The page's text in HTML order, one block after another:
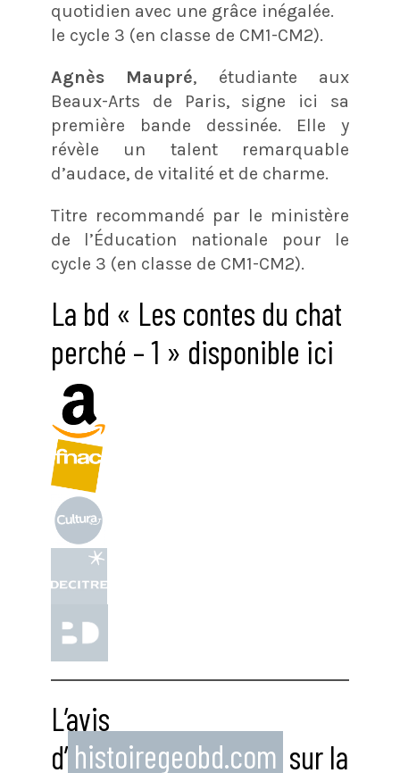
quotidien avec une grâce inégalée.
le cycle 3 (en classe de CM1-CM2).
Agnès Maupré, étudiante aux
Beaux-Arts de Paris, signe ici sa
première bande dessinée. Elle y
révèle un talent remarquable
d’audace, de vitalité et de charme.
Titre recommandé par le ministère
de l’Éducation nationale pour le
cycle 3 (en classe de CM1-CM2).
La bd « Les contes du chat
perché – 1 » disponible ici
L’avis
d’ histoiregeobd.com sur la